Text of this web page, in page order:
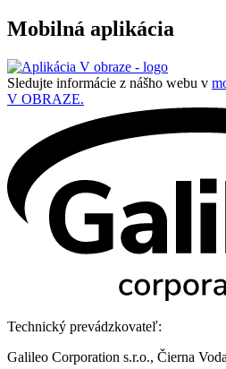
Mobilná aplikácia
Sledujte informácie z nášho webu v
V OBRAZE.
Technický prevádzkovateľ:
Galileo Corporation s.r.o., Čierna